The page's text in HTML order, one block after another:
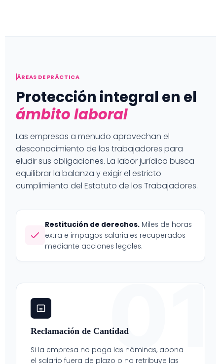
ÁREAS DE PRÁCTICA
Protección integral en el
ámbito laboral
Las empresas a menudo aprovechan el
desconocimiento de los trabajadores para
eludir sus obligaciones. La labor jurídica busca
equilibrar la balanza y exigir el estricto
cumplimiento del Estatuto de los Trabajadores.
Restitución de derechos. Miles de horas
extra e impagos salariales recuperados
mediante acciones legales.
01
Reclamación de Cantidad
Si la empresa no paga las nóminas, abona
el salario fuera de plazo o no retribuye las